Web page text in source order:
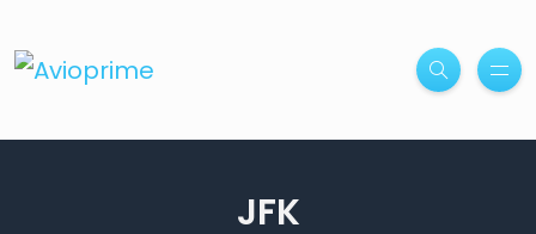
JFK